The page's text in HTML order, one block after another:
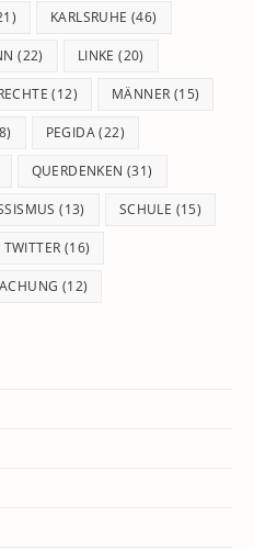
KARLSRUHE (46)
(22) LINKE (20)
(12) MÄNNER (15)
PEGIDA(22)
QUERDENKEN (31)
(13) SCHULE (15)
TWITTER (16)
(12)